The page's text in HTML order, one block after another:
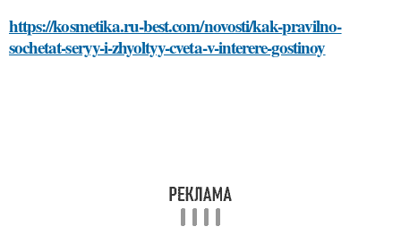
https://kosmetika.ru-best.com/novosti/kak-pravilno-
sochetat-seryy-i-zhyoltyy-cveta-v-interere-gostinoy